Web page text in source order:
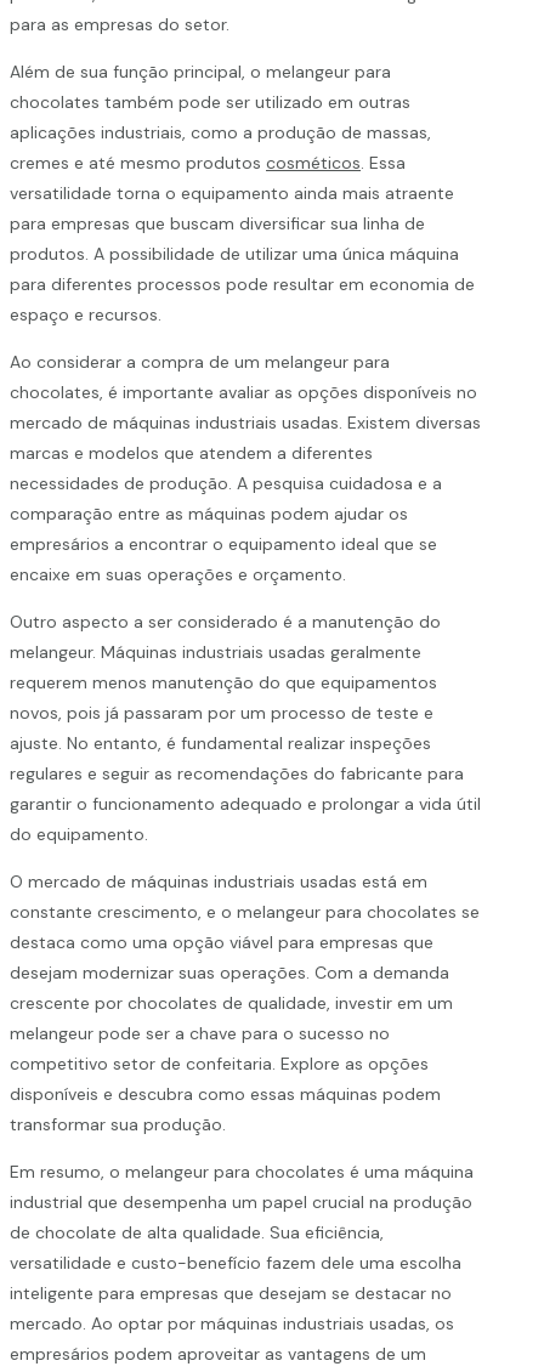
para as empresas do setor.
Além de sua função principal, o melangeur para
chocolates também pode ser utilizado em outras
aplicações industriais, como a produção de massas,
cremes e até mesmo produtos cosméticos. Essa
versatilidade torna o equipamento ainda mais atraente
para empresas que buscam diversificar sua linha de
produtos. A possibilidade de utilizar uma única máquina
para diferentes processos pode resultar em economia de
espaço e recursos.
Ao considerar a compra de um melangeur para
chocolates, é importante avaliar as opções disponíveis no
mercado de máquinas industriais usadas. Existem diversas
marcas e modelos que atendem a diferentes
necessidades de produção. A pesquisa cuidadosa e a
comparação entre as máquinas podem ajudar os
empresários a encontrar o equipamento ideal que se
encaixe em suas operações e orçamento.
Outro aspecto a ser considerado é a manutenção do
melangeur. Máquinas industriais usadas geralmente
requerem menos manutenção do que equipamentos
novos, pois já passaram por um processo de teste e
ajuste. No entanto, é fundamental realizar inspeções
regulares e seguir as recomendações do fabricante para
garantir o funcionamento adequado e prolongar a vida útil
do equipamento.
O mercado de máquinas industriais usadas está em
constante crescimento, e o melangeur para chocolates se
destaca como uma opção viável para empresas que
desejam modernizar suas operações. Com a demanda
crescente por chocolates de qualidade, investir em um
melangeur pode ser a chave para o sucesso no
competitivo setor de confeitaria. Explore as opções
disponíveis e descubra como essas máquinas podem
transformar sua produção.
Em resumo, o melangeur para chocolates é uma máquina
industrial que desempenha um papel crucial na produção
de chocolate de alta qualidade. Sua eficiência,
versatilidade e custo-benefício fazem dele uma escolha
inteligente para empresas que desejam se destacar no
mercado. Ao optar por máquinas industriais usadas, os
empresários podem aproveitar as vantagens de um